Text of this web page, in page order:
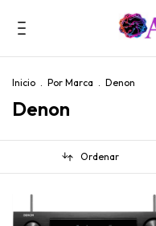
Inicio . Por Marca . Denon
Denon
Ordenar